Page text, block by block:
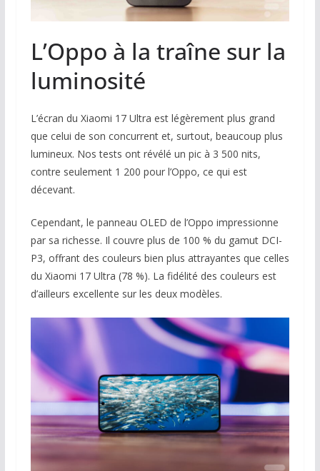
L’Oppo à la traîne sur la
luminosité
L’écran du Xiaomi 17 Ultra est légèrement plus grand
que celui de son concurrent et, surtout, beaucoup plus
lumineux. Nos tests ont révélé un pic à 3 500 nits,
contre seulement 1 200 pour l’Oppo, ce qui est
décevant.
Cependant, le panneau OLED de l’Oppo impressionne
par sa richesse. Il couvre plus de 100 % du gamut DCI-
P3, offrant des couleurs bien plus attrayantes que celles
du Xiaomi 17 Ultra (78 %). La fidélité des couleurs est
d’ailleurs excellente sur les deux modèles.